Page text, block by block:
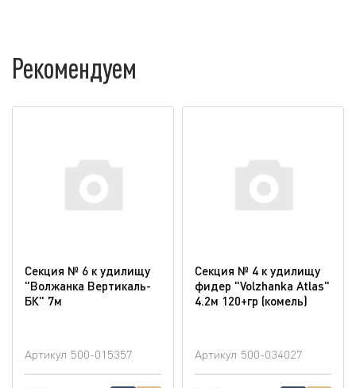
Рекомендуем
Секция № 6 к удилищу
"Волжанка Вертикаль-
БК" 7м
Артикул 500-015357
Секция № 4 к удилищу
фидер "Volzhanka Atlas"
4.2м 120+гр (комель)
Артикул 500-034027